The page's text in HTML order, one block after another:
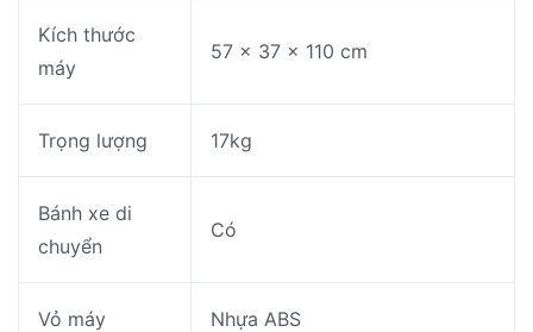
Kích thước
máy
57 x 37 x 110 cm
Trọng lượng 17kg
Bánh xe di
chuyển
Có
Vỏ máy Nhựa ABS